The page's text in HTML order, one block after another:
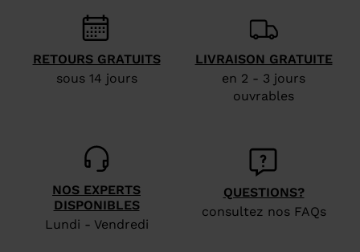
visiting
website
version
States.
RETOURS GRATUITS
sous 14 jours
LIVRAISON GRATUITE
en 2 - 3 jours
ouvrables
NOS EXPERTS
DISPONIBLES
Lundi - Vendredi
QUESTIONS?
consultez nos FAQs